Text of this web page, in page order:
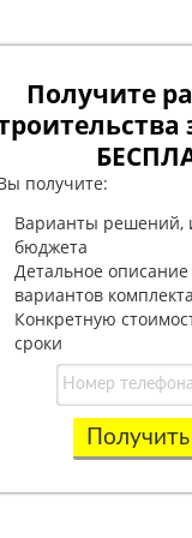
Получите
получите:
Варианты решений,
бюджета
Детальное
вариантов
Конкретную
сроки